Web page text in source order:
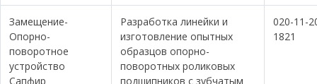
Замещение-
Опорно-
поворотное
устройство
Сапфир
Разработка линейки и
изготовление опытных
образцов опорно-
поворотных роликовых
подшипников с зубчатым
020-11-
1821